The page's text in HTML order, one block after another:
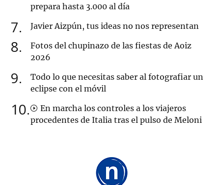
prepara hasta 3.000 al día
7 Javier Aizpún, tus ideas no nos representan
8
Fotos del chupinazo de las fiestas de Aoiz
2026
9
Todo lo que necesitas saber al fotografiar un
eclipse con el móvil
10
En marcha los controles a los viajeros
procedentes de Italia tras el pulso de Meloni